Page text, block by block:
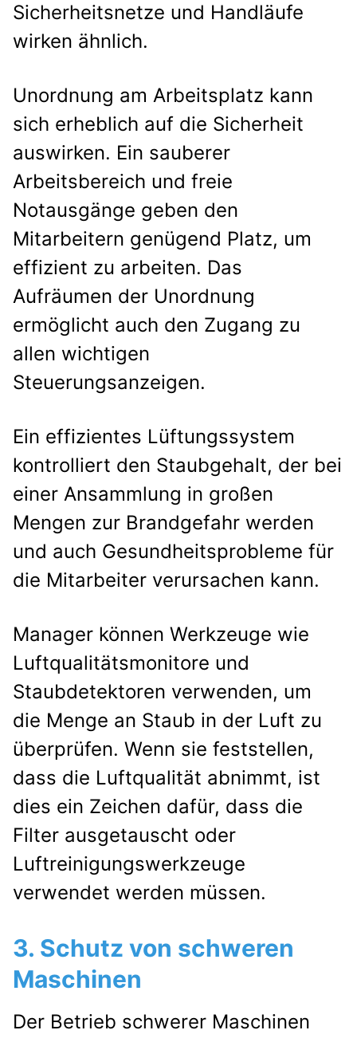
Sicherheitsnetze und Handläufe
wirken ähnlich.
Unordnung am Arbeitsplatz kann
sich erheblich auf die Sicherheit
auswirken. Ein sauberer
Arbeitsbereich und freie
Notausgänge geben den
Mitarbeitern genügend Platz, um
effizient zu arbeiten. Das
Aufräumen der Unordnung
ermöglicht auch den Zugang zu
allen wichtigen
Steuerungsanzeigen.
Ein effizientes Lüftungssystem
kontrolliert den Staubgehalt, der bei
einer Ansammlung in großen
Mengen zur Brandgefahr werden
und auch Gesundheitsprobleme für
die Mitarbeiter verursachen kann.
Manager können Werkzeuge wie
Luftqualitätsmonitore und
Staubdetektoren verwenden, um
die Menge an Staub in der Luft zu
überprüfen. Wenn sie feststellen,
dass die Luftqualität abnimmt, ist
dies ein Zeichen dafür, dass die
Filter ausgetauscht oder
Luftreinigungswerkzeuge
verwendet werden müssen.
3. Schutz von schweren
Maschinen
Der Betrieb schwerer Maschinen